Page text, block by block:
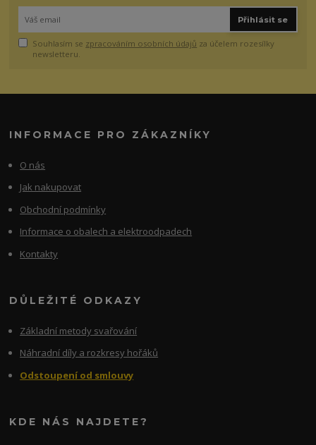
Přihlásit se
Souhlasím se zpracováním osobních údajů za účelem rozesílky
newsletteru.
INFORMACE PRO ZÁKAZNÍKY
O nás
Jak nakupovat
Obchodní podmínky
Informace o obalech a elektroodpadech
Kontakty
DŮLEŽITÉ ODKAZY
Základní metody svařování
Náhradní díly a rozkresy hořáků
Odstoupení od smlouvy
KDE NÁS NAJDETE?